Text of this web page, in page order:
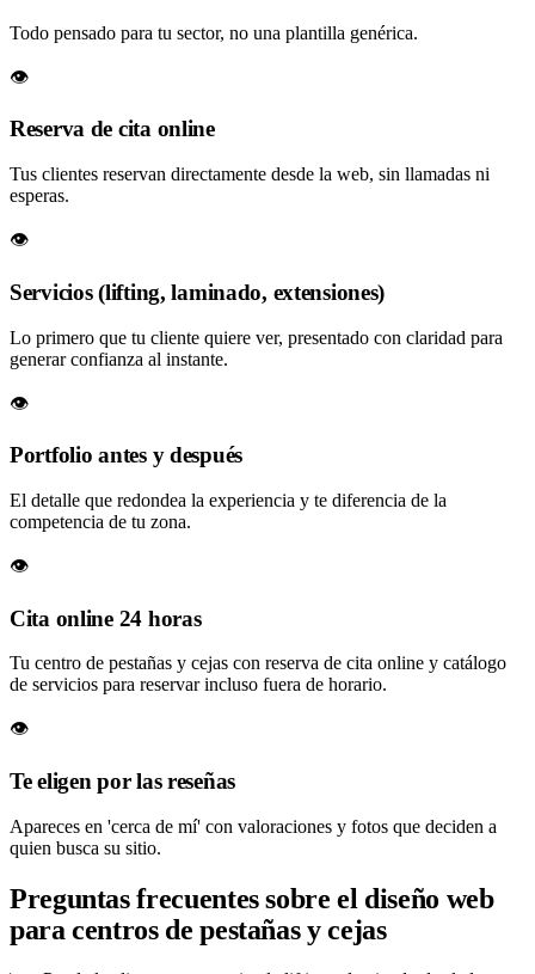
Todo pensado para tu sector, no una plantilla genérica.
👁️
Reserva de cita online
Tus clientes reservan directamente desde la web, sin llamadas ni
esperas.
👁️
Servicios (lifting, laminado, extensiones)
Lo primero que tu cliente quiere ver, presentado con claridad para
generar confianza al instante.
👁️
Portfolio antes y después
El detalle que redondea la experiencia y te diferencia de la
competencia de tu zona.
👁️
Cita online 24 horas
Tu centro de pestañas y cejas con reserva de cita online y catálogo
de servicios para reservar incluso fuera de horario.
👁️
Te eligen por las reseñas
Apareces en 'cerca de mí' con valoraciones y fotos que deciden a
quien busca su sitio.
Preguntas frecuentes sobre el diseño web
para centros de pestañas y cejas